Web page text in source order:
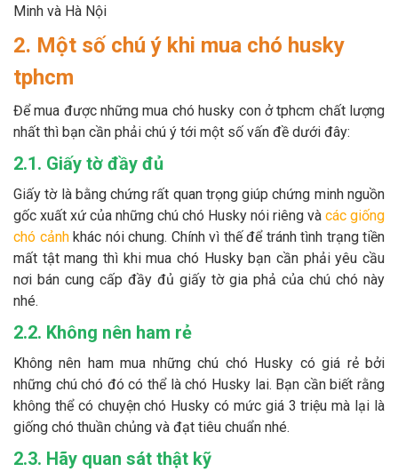
Minh và Hà Nội
2. Một số chú ý khi mua chó husky
tphcm
Để mua được những mua chó husky con ở tphcm chất lượng
nhất thì bạn cần phải chú ý tới một số vấn đề dưới đây:
2.1. Giấy tờ đầy đủ
Giấy tờ là bằng chứng rất quan trọng giúp chứng minh nguồn
gốc xuất xứ của những chú chó Husky nói riêng và các giống
chó cảnhkhác nói chung. Chính vì thế để tránh tình trạng tiền
mất tật mang thì khi mua chó Husky bạn cần phải yêu cầu
nơi bán cung cấp đầy đủ giấy tờ gia phả của chú chó này
nhé.
2.2. Không nên ham rẻ
Không nên ham mua những chú chó Husky có giá rẻ bởi
những chú chó đó có thể là chó Husky lai. Bạn cần biết rằng
không thể có chuyện chó Husky có mức giá 3 triệu mà lại là
giống chó thuần chủng và đạt tiêu chuẩn nhé.
2.3. Hãy quan sát thật kỹ